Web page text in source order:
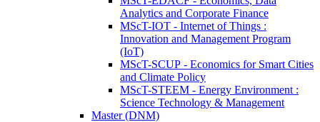
Analytics and Corporate Finance
MScT-IOT - Internet of Things :
Innovation and Management Program
(IoT)
MScT-SCUP - Economics for Smart Cities
and Climate Policy
MScT-STEEM - Energy Environment :
Science Technology & Management
Master (DNM)